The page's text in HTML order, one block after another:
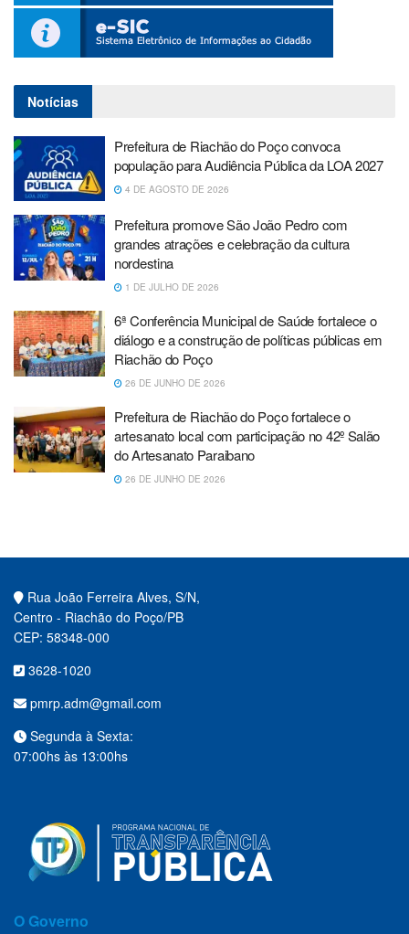
Notícias
Prefeitura de Riachão do Poço convoca
população para Audiência Pública da LOA 2027
4 DE AGOSTO DE 2026
Prefeitura promove São João Pedro com
grandes atrações e celebração da cultura
nordestina
1 DE JULHO DE 2026
6ª Conferência Municipal de Saúde fortalece o
diálogo e a construção de políticas públicas em
Riachão do Poço
26 DE JUNHO DE 2026
Prefeitura de Riachão do Poço fortalece o
artesanato local com participação no 42º Salão
do Artesanato Paraibano
26 DE JUNHO DE 2026
Rua João Ferreira Alves, S/N,
Centro - Riachão do Poço/PB
CEP: 58348-000
3628-1020
pmrp.adm@gmail.com
Segunda à Sexta:
07:00hs às 13:00hs
O Governo